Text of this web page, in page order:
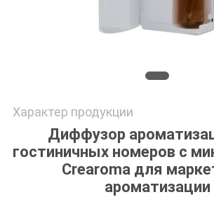
Характер продукции
Диффузор
гостиничных номеров с
Crearoma для
ароматизации